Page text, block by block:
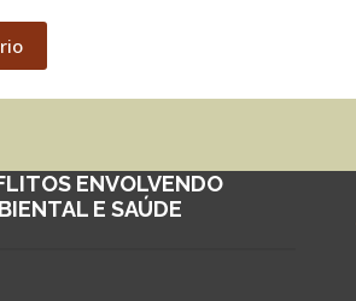
ENVOLVENDO
E SAÚDE